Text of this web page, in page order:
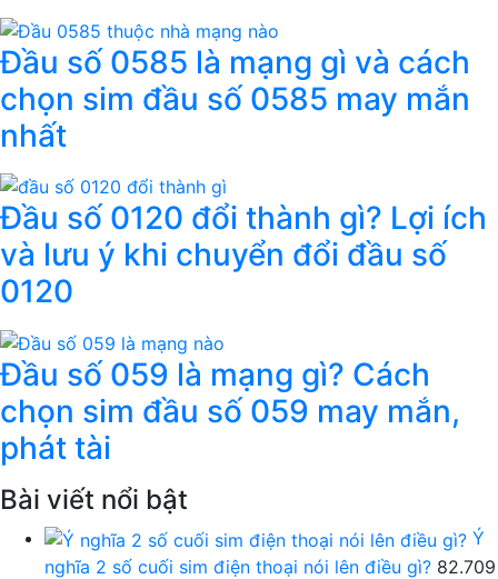
Đầu số 0585 là mạng gì và cách
chọn sim đầu số 0585 may mắn
nhất
Đầu số 0120 đổi thành gì? Lợi ích
và lưu ý khi chuyển đổi đầu số
0120
Đầu số 059 là mạng gì? Cách
chọn sim đầu số 059 may mắn,
phát tài
Bài viết nổi bật
Ý
nghĩa 2 số cuối sim điện thoại nói lên điều gì? 82.709